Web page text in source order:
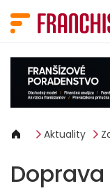
Aktuality